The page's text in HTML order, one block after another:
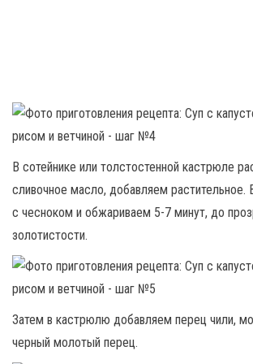
В сотейнике или толстостенной кастрюле
сливочное масло, добавляем
с чесноком и обжариваем 5-7 минут, до
золотистости.
Затем в кастрюлю добавляем перец чили,
черный молотый перец.